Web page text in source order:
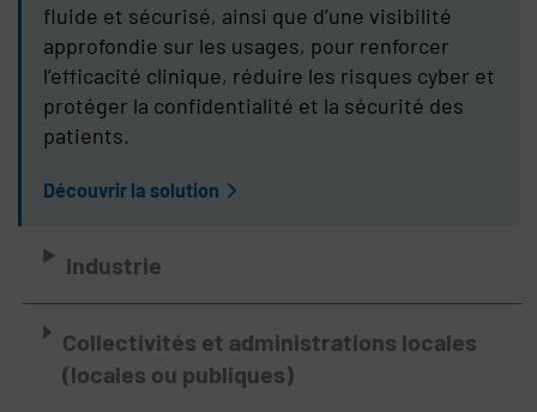
fluide et sécurisé, ainsi que d’une visibilité
approfondie sur les usages, pour renforcer
l’efficacité clinique, réduire les risques cyber et
protéger la confidentialité et la sécurité des
patients.
Découvrir la solution
Industrie
Collectivités et administrations locales
(locales ou publiques)